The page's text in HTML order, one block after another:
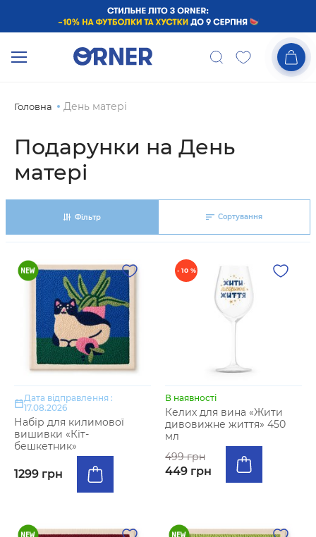
Головна День матері
Подарунки на День
матері
Фільтр Сортування
Дата відправлення :
17.08.2026
Набір для килимової
вишивки «Кіт-
бешкетник»
1299 грн
- 10 %
В наявності
Келих для вина «Жити
дивовижне життя» 450
мл
499 грн
449 грн